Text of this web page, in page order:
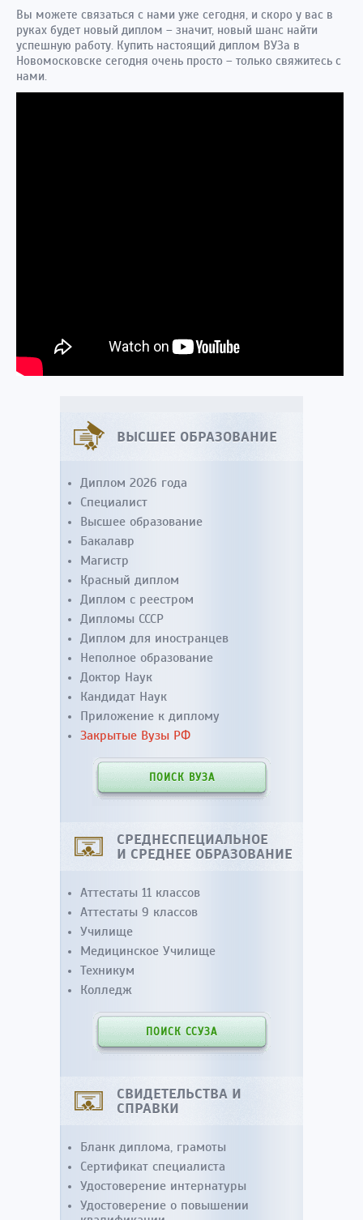
Вы можете связаться с нами уже сегодня, и скоро у вас в
руках будет новый диплом – значит, новый шанс найти
успешную работу. Купить настоящий диплом ВУЗа в
Новомосковске сегодня очень просто – только свяжитесь с
нами.
ВЫСШЕЕ ОБРАЗОВАНИЕ
Диплом 2026 года
Специалист
Высшее образование
Бакалавр
Магистр
Красный диплом
Диплом с реестром
Дипломы СССР
Диплом для иностранцев
Неполное образование
Доктор Наук
Кандидат Наук
Приложение к диплому
Закрытые Вузы РФ
ПОИСК ВУЗА
СРЕДНЕСПЕЦИАЛЬНОЕ
И СРЕДНЕЕ ОБРАЗОВАНИЕ
Аттестаты 11 классов
Аттестаты 9 классов
Училище
Медицинское Училище
Техникум
Колледж
ПОИСК ССУЗА
СВИДЕТЕЛЬСТВА И
СПРАВКИ
Бланк диплома, грамоты
Сертификат специалиста
Удостоверение интернатуры
Удостоверение о повышении